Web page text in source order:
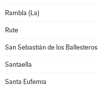
Rambla (La)
Rute
San Sebastián de los Ballesteros
Santaella
Santa Eufemia